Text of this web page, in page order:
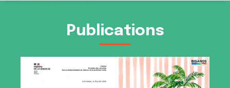
Publications